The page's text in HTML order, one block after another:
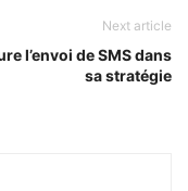
Next article
l’envoi de SMS dans
sa stratégie